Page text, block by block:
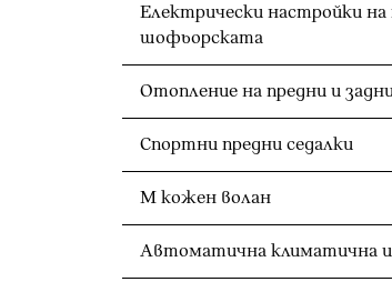
Електрически настройки
шофьорската
Отопление на предни и
Спортни предни седалки
M кожен волан
Автоматична климатична